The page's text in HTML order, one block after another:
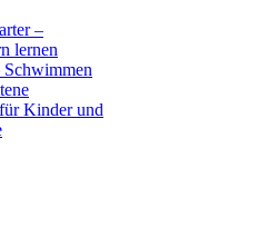
–
lernen
Kinder und